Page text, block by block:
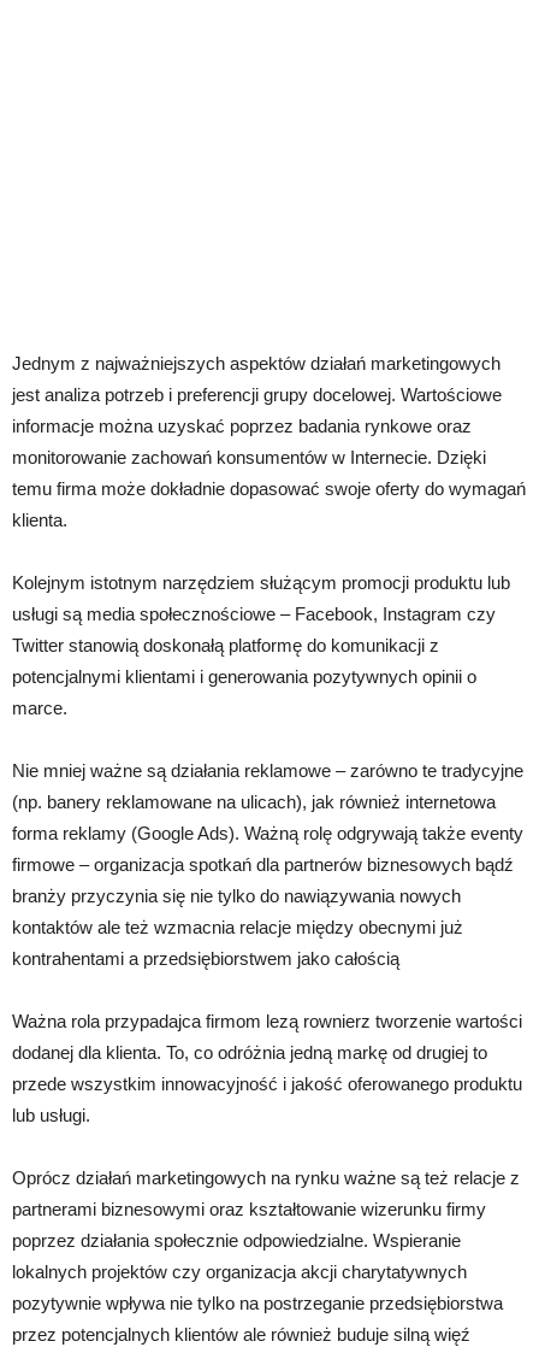
Jednym z najważniejszych aspektów działań marketingowych
jest analiza potrzeb i preferencji grupy docelowej. Wartościowe
informacje można uzyskać poprzez badania rynkowe oraz
monitorowanie zachowań konsumentów w Internecie. Dzięki
temu firma może dokładnie dopasować swoje oferty do wymagań
klienta.
Kolejnym istotnym narzędziem służącym promocji produktu lub
usługi są media społecznościowe – Facebook, Instagram czy
Twitter stanowią doskonałą platformę do komunikacji z
potencjalnymi klientami i generowania pozytywnych opinii o
marce.
Nie mniej ważne są działania reklamowe – zarówno te tradycyjne
(np. banery reklamowane na ulicach), jak również internetowa
forma reklamy (Google Ads). Ważną rolę odgrywają także eventy
firmowe – organizacja spotkań dla partnerów biznesowych bądź
branży przyczynia się nie tylko do nawiązywania nowych
kontaktów ale też wzmacnia relacje między obecnymi już
kontrahentami a przedsiębiorstwem jako całością
Ważna rola przypadajca firmom lezą rownierz tworzenie wartości
dodanej dla klienta. To, co odróżnia jedną markę od drugiej to
przede wszystkim innowacyjność i jakość oferowanego produktu
lub usługi.
Oprócz działań marketingowych na rynku ważne są też relacje z
partnerami biznesowymi oraz kształtowanie wizerunku firmy
poprzez działania społecznie odpowiedzialne. Wspieranie
lokalnych projektów czy organizacja akcji charytatywnych
pozytywnie wpływa nie tylko na postrzeganie przedsiębiorstwa
przez potencjalnych klientów ale również buduje silną więź